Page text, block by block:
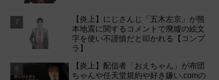
【炎上】にじさんじ「五木左京」が熊
本地震に関するコメントで廃墟の絵文
字を使い不謹慎だと叩かれる【コンプ
ラ】
【炎上】配信者「おえちゃん」が布団
ちゃんや任天堂規約や好き嫌い.comの